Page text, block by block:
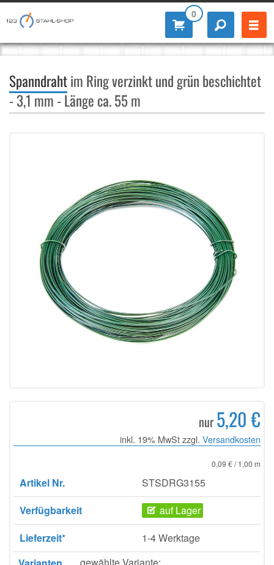
0
Spanndrahtim Ring verzinkt und grün beschichtet
- 3,1 mm - Länge ca. 55 m
nur5,20 €
inkl. 19% MwSt zzgl. Versandkosten
0,09 € / 1,00 m
Artikel Nr.
STSDRG3155
Verfügbarkeit
auf Lager
Lieferzeit*
1-4 Werktage